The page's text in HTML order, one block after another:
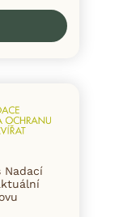
Nadací